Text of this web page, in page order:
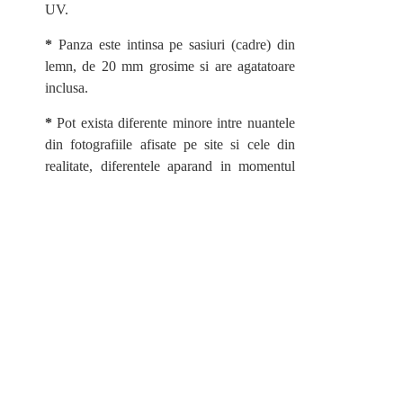
UV.
* Panza este intinsa pe sasiuri (cadre) din
lemn, de 20 mm grosime si are agatatoare
inclusa.
* Pot exista diferente minore intre nuantele
din fotografiile afisate pe site si cele din
realitate, diferentele aparand in momentul